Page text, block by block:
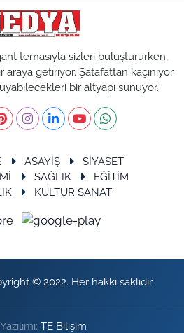
temasıyla sizleri buluştururken,
getiriyor. Şatafattan kaçınıyor
bir altyapı sunuyor.
ASAYİŞ
SİYASET
SAĞLIK
EĞİTİM
KÜLTÜR SANAT
© 2022. Her hakkı saklıdır.
TE Bilişim